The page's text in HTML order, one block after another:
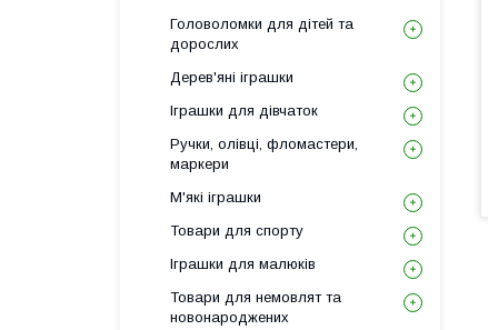
Головоломки для дітей та
дорослих
Дерев'яні іграшки
Іграшки для дівчаток
Ручки, олівці, фломастери,
маркери
М'які іграшки
Товари для спорту
Іграшки для малюків
Товари для немовлят та
новонароджених